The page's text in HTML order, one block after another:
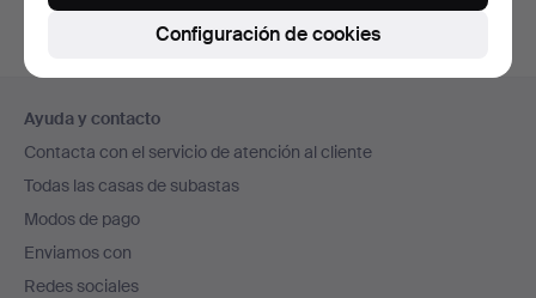
en
el
pie
de
página
Ayuda y contacto
Contacta con el servicio de atención al cliente
Todas las casas de subastas
Modos de pago
Enviamos con
Redes sociales
Configuración de cookies